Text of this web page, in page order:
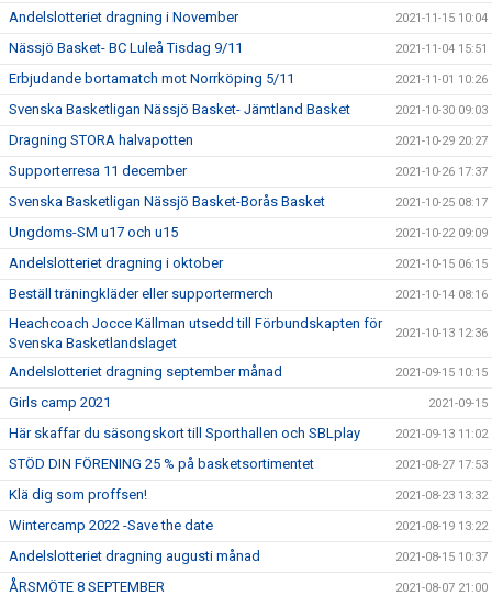
Andelslotteriet dragning i November 2021-11-15 10:04
Nässjö Basket- BC Luleå Tisdag 9/11 2021-11-04 15:51
Erbjudande bortamatch mot Norrköping 5/11 2021-11-01 10:26
Svenska Basketligan Nässjö Basket- Jämtland Basket 2021-10-30 09:03
Dragning STORA halvapotten 2021-10-29 20:27
Supporterresa 11 december 2021-10-26 17:37
Svenska Basketligan Nässjö Basket-Borås Basket 2021-10-25 08:17
Ungdoms-SM u17 och u15 2021-10-22 09:09
Andelslotteriet dragning i oktober 2021-10-15 06:15
Beställ träningkläder eller supportermerch 2021-10-14 08:16
Heachcoach Jocce Källman utsedd till Förbundskapten för
Svenska Basketlandslaget
2021-10-13 12:36
Andelslotteriet dragning september månad 2021-09-15 10:15
Girls camp 2021 2021-09-15
Här skaffar du säsongskort till Sporthallen och SBLplay 2021-09-13 11:02
STÖD DIN FÖRENING 25 % på basketsortimentet 2021-08-27 17:53
Klä dig som proffsen! 2021-08-23 13:32
Wintercamp 2022 -Save the date 2021-08-19 13:22
Andelslotteriet dragning augusti månad 2021-08-15 10:37
ÅRSMÖTE 8 SEPTEMBER 2021-08-07 21:00